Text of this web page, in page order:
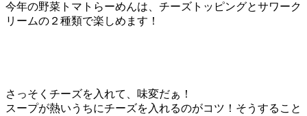
今年の野菜トマトらーめんは、チーズトッピングとサワーク
リームの２種類で楽しめます！
さっそくチーズを入れて、味変だぁ！
スープが熱いうちにチーズを入れるのがコツ！そうすること